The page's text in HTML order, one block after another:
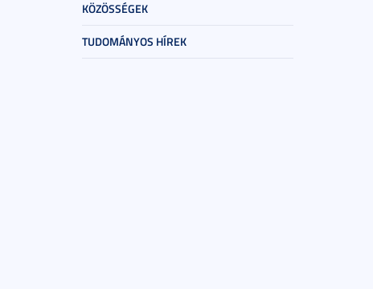
KÖZÖSSÉGEK
TUDOMÁNYOS HÍREK